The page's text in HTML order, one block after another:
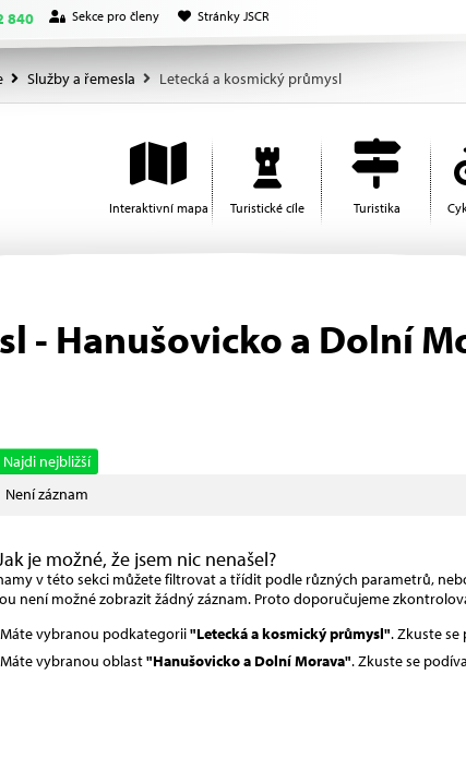
840 Sekce pro členy Stránky JSCR
Služby a řemesla Letecká a kosmický průmysl
Interaktivní mapa Turistické cíle Turistika
- Hanušovicko a Dolní
Najdi nejbližší
Není záznam
je možné, že jsem nic nenašel?
v této sekci můžete filtrovat a třídit podle různých parametrů,
není možné zobrazit žádný záznam. Proto doporučujeme
Máte vybranou podkategorii"Letecká a kosmický průmysl". Zkuste
Máte vybranou oblast"Hanušovicko a Dolní Morava". Zkuste se